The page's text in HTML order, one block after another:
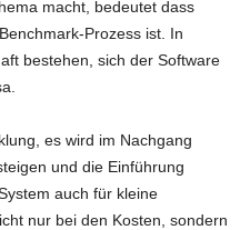
macht, bedeutet dass
Prozess ist. In
bestehen, sich der Software
es wird im Nachgang
und die Einführung
auch für kleine
nur bei den Kosten, sondern